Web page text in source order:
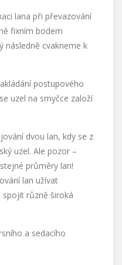
lana při převazování
fixním bodem
následně cvakneme k
postupového
uzel na smyčce založí
dvou lan, kdy se z
uzel. Ale pozor –
průměry lan!
lan užívat
různě široká
a sedacího